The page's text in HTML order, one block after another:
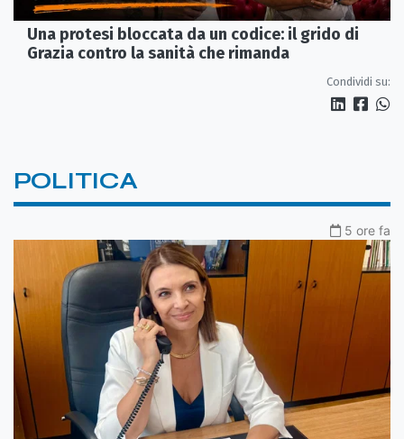
Una protesi bloccata da un codice: il grido di
Grazia contro la sanità che rimanda
Condividi su:
POLITICA
5 ore fa